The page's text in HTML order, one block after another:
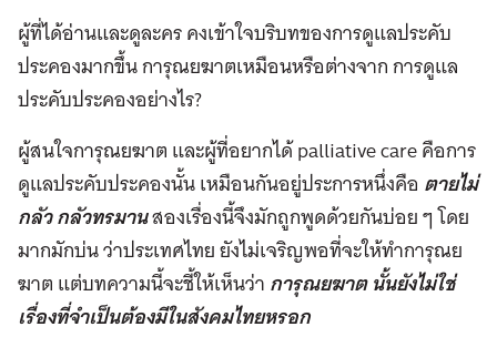
ผู้ที่ได้อ่านและดูละคร คงเข้าใจบริบทของการดูแลประคับ
ประคองมากขึ้น การุณยฆาตเหมือนหรือต่างจาก การดูแล
ประคับประคองอย่างไร?
ผู้สนใจการุณยฆาต และผู้ที่อยากได้ palliative care คือการ
ดูแลประคับประคองนั้น เหมือนกันอยู่ประการหนึ่งคือ ตายไม่
กลัว กลัวทรมานสองเรื่องนี้จึงมักถูกพูดด้วยกันบ่อย ๆ โดย
มากมักบ่น ว่าประเทศไทย ยังไม่เจริญพอที่จะให้ทำการุณย
ฆาต แต่บทความนี้จะชี้ให้เห็นว่าการุณยฆาต นั้นยังไม่ใช่
เรื่องที่จำเป็นต้องมีในสังคมไทยหรอก